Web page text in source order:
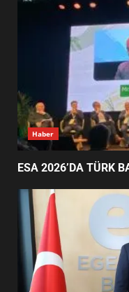
3
4
Haber
ESA 2026’DA TÜRK